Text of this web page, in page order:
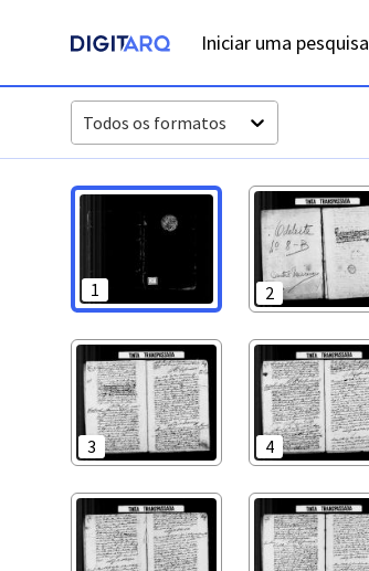
Iniciar uma pesquisa
Todos os formatos
1 2
3 4